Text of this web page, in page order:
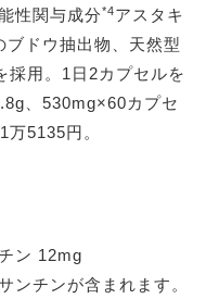
性関与成分*4アスタキ
ドウ抽出物、天然型
採用。1日2カプセルを
、530mg×60カプセ
5135円。
ン 12mg
ンチンが含まれます。